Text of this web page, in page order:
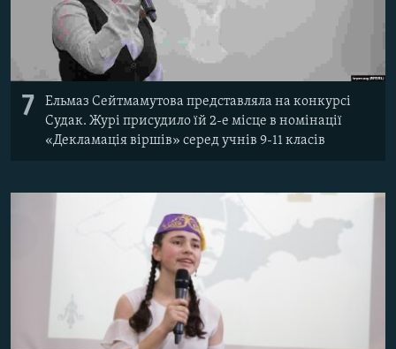
7
Ельмаз Сейтмамутова представляла на конкурсі
Судак. Журі присудило їй 2-е місце в номінації
«Декламація віршів» серед учнів 9-11 класів